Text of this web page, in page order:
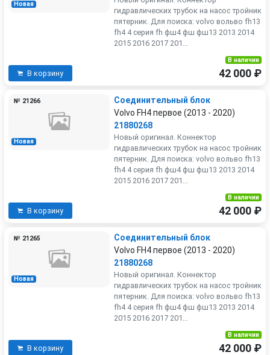
Новая
гидравлических трубок на насос тройник
пятерник. Для поиска: volvo вольво fh13
fh4 4 серия fh фш4 фш фш13 2013 2014
2015 2016 2017 201...
В корзину
В наличии
42 000 ₽
Новая
№ 21266
Соединительный блок
Volvo FH4 первое (2013 - 2020)
21880268
Новый оригинал. Коннектор
гидравлических трубок на насос тройник
пятерник. Для поиска: volvo вольво fh13
fh4 4 серия fh фш4 фш фш13 2013 2014
2015 2016 2017 201...
В корзину
В наличии
42 000 ₽
Новая
№ 21265
Соединительный блок
Volvo FH4 первое (2013 - 2020)
21880268
Новый оригинал. Коннектор
гидравлических трубок на насос тройник
пятерник. Для поиска: volvo вольво fh13
fh4 4 серия fh фш4 фш фш13 2013 2014
2015 2016 2017 201...
В корзину
В наличии
42 000 ₽